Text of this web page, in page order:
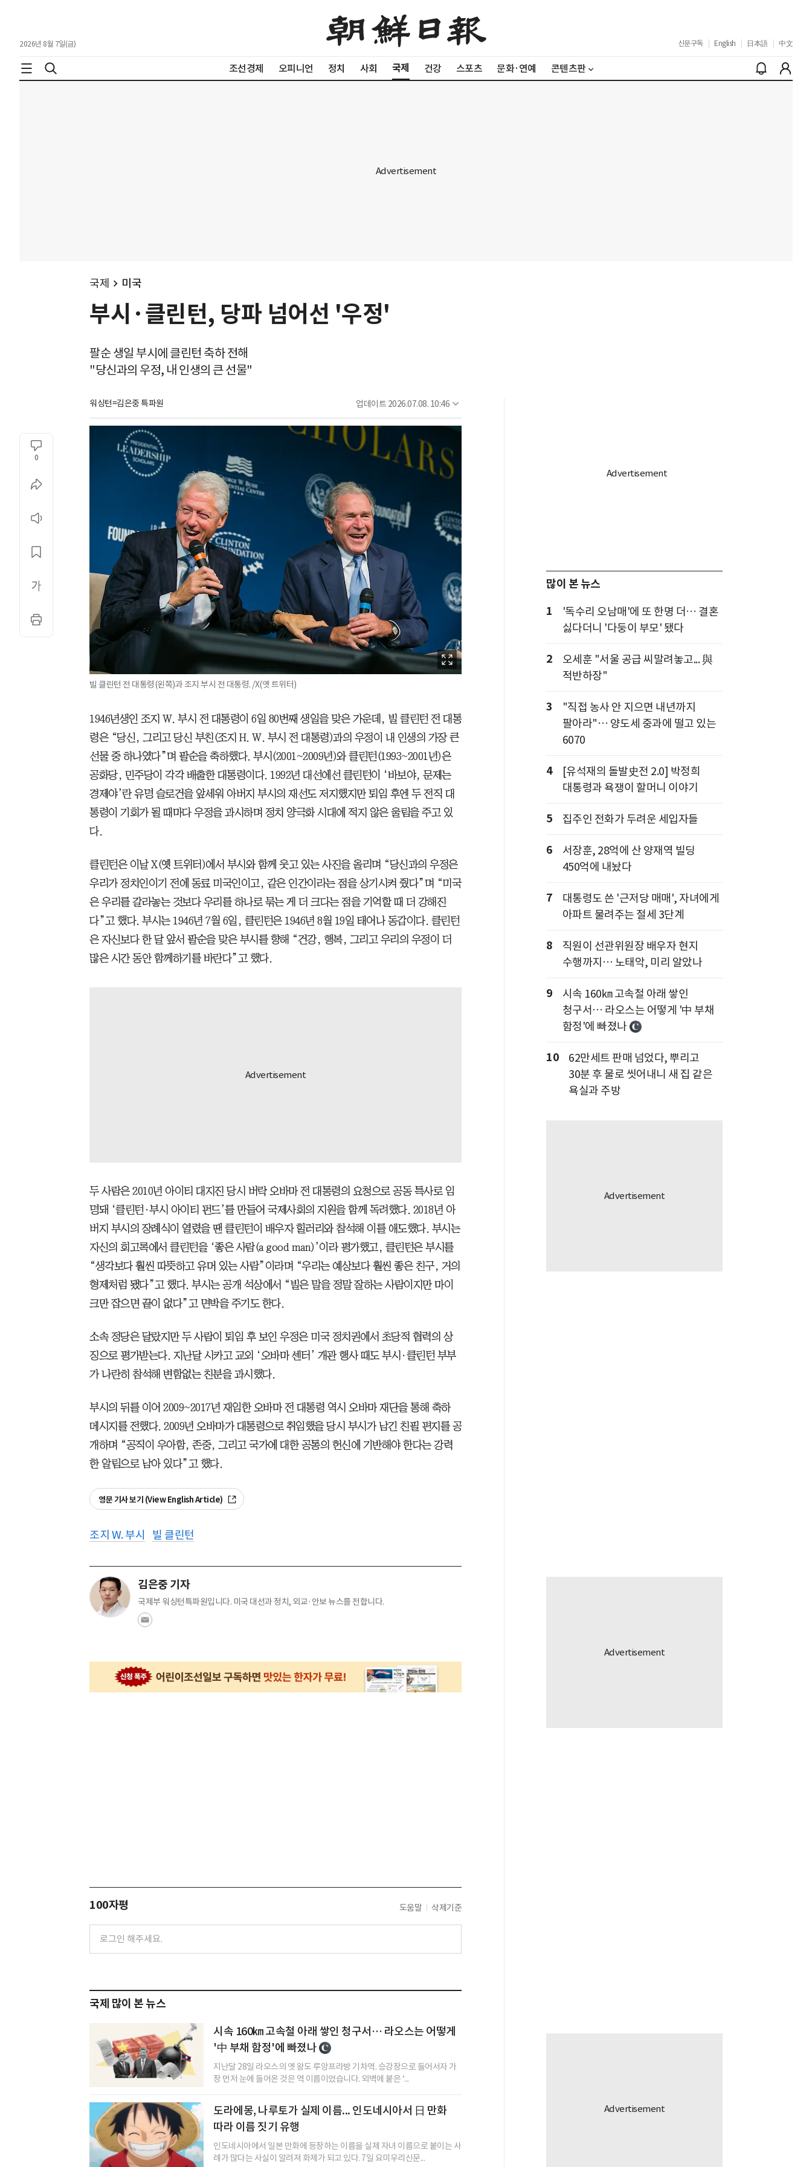
2026년 8월 7일(금) 신문구독 English 日本語 中文
조선경제 오피니언 정치 사회 국제 건강 스포츠 문화·연예 콘텐츠판
국제 미국
부시·클린턴, 당파 넘어선 '우정'
팔순 생일 부시에 클린턴 축하 전해
"당신과의 우정, 내 인생의 큰 선물"
워싱턴=김은중 특파원 업데이트 2026.07.08. 10:46
0
빌 클린턴 전 대통령(왼쪽)과 조지 부시 전 대통령. /X(옛 트위터)
1946년생인 조지 W. 부시 전 대통령이 6일 80번째 생일을 맞은 가운데, 빌 클린턴 전 대통
령은 “당신, 그리고 당신 부친(조지 H. W. 부시 전 대통령)과의 우정이 내 인생의 가장 큰
선물 중 하나였다”며 팔순을 축하했다. 부시(2001~2009년)와 클린턴(1993~2001년)은
공화당, 민주당이 각각 배출한 대통령이다. 1992년 대선에선 클린턴이 ‘바보야, 문제는
경제야’란 유명 슬로건을 앞세워 아버지 부시의 재선도 저지했지만 퇴임 후엔 두 전직 대
통령이 기회가 될 때마다 우정을 과시하며 정치 양극화 시대에 적지 않은 울림을 주고 있
다.
클린턴은 이날 X(옛 트위터)에서 부시와 함께 웃고 있는 사진을 올리며 “당신과의 우정은
우리가 정치인이기 전에 동료 미국인이고, 같은 인간이라는 점을 상기시켜 줬다”며 “미국
은 우리를 갈라놓는 것보다 우리를 하나로 묶는 게 더 크다는 점을 기억할 때 더 강해진
다”고 했다. 부시는 1946년 7월 6일, 클린턴은 1946년 8월 19일 태어나 동갑이다. 클린턴
은 자신보다 한 달 앞서 팔순을 맞은 부시를 향해 “건강, 행복, 그리고 우리의 우정이 더
많은 시간 동안 함께하기를 바란다”고 했다.
두 사람은 2010년 아이티 대지진 당시 버락 오바마 전 대통령의 요청으로 공동 특사로 임
명돼 ‘클린턴·부시 아이티 펀드’를 만들어 국제사회의 지원을 함께 독려했다. 2018년 아
버지 부시의 장례식이 열렸을 땐 클린턴이 배우자 힐러리와 참석해 이를 애도했다. 부시는
자신의 회고록에서 클린턴을 ‘좋은 사람(a good man)’이라 평가했고, 클린턴은 부시를
“생각보다 훨씬 따뜻하고 유머 있는 사람”이라며 “우리는 예상보다 훨씬 좋은 친구, 거의
형제처럼 됐다”고 했다. 부시는 공개 석상에서 “빌은 말을 정말 잘하는 사람이지만 마이
크만 잡으면 끝이 없다”고 면박을 주기도 한다.
소속 정당은 달랐지만 두 사람이 퇴임 후 보인 우정은 미국 정치권에서 초당적 협력의 상
징으로 평가받는다. 지난달 시카고 교외 ‘오바마 센터’ 개관 행사 때도 부시·클린턴 부부
가 나란히 참석해 변함없는 친분을 과시했다.
부시의 뒤를 이어 2009~2017년 재임한 오바마 전 대통령 역시 오바마 재단을 통해 축하
메시지를 전했다. 2009년 오바마가 대통령으로 취임했을 당시 부시가 남긴 친필 편지를 공
개하며 “공직이 우아함, 존중, 그리고 국가에 대한 공통의 헌신에 기반해야 한다는 강력
한 알림으로 남아 있다”고 했다.
영문 기사 보기 (View English Article)
조지 W. 부시 빌 클린턴
김은중 기자
국제부 워싱턴특파원입니다. 미국 대선과 정치, 외교·안보 뉴스를 전합니다.
100자평 도움말 삭제기준
국제 많이 본 뉴스
시속 160㎞ 고속철 아래 쌓인 청구서… 라오스는 어떻게
'中 부채 함정'에 빠졌나
지난달 28일 라오스의 옛 왕도 루앙프라방 기차역. 승강장으로 들어서자 가
장 먼저 눈에 들어온 것은 역 이름이었습니다. 외벽에 붙은 ‘...
도라에몽, 나루토가 실제 이름... 인도네시아서 日 만화
따라 이름 짓기 유행
인도네시아에서 일본 만화에 등장하는 이름을 실제 자녀 이름으로 붙이는 사
례가 많다는 사실이 알려져 화제가 되고 있다. 7일 요미우리신문...
많이 본 뉴스
1
'독수리 오남매'에 또 한명 더… 결혼
싫다더니 '다둥이 부모' 됐다
2
오세훈 "서울 공급 씨말려놓고... 與
적반하장"
3
"직접 농사 안 지으면 내년까지
팔아라"… 양도세 중과에 떨고 있는
6070
4
[유석재의 돌발史전 2.0] 박정희
대통령과 욕쟁이 할머니 이야기
5 집주인 전화가 두려운 세입자들
6
서장훈, 28억에 산 양재역 빌딩
450억에 내놨다
7
대통령도 쓴 '근저당 매매', 자녀에게
아파트 물려주는 절세 3단계
8
직원이 선관위원장 배우자 현지
수행까지… 노태악, 미리 알았나
9
시속 160㎞ 고속철 아래 쌓인
청구서… 라오스는 어떻게 '中 부채
함정'에 빠졌나
10
62만세트 판매 넘었다, 뿌리고
30분 후 물로 씻어내니 새 집 같은
욕실과 주방